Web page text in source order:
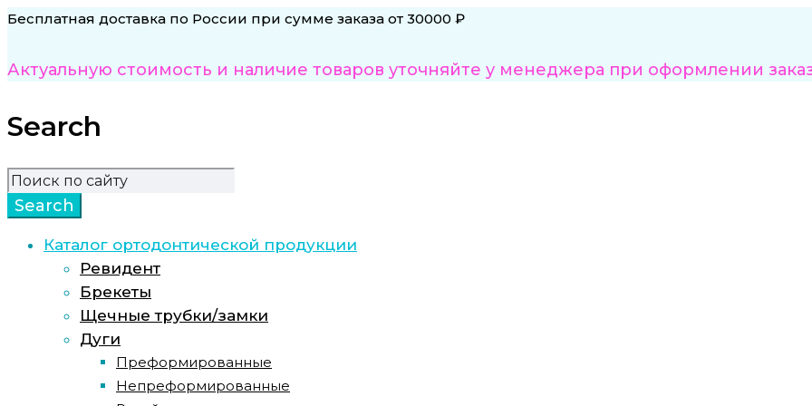
Бесплатная доставка по России при сумме заказа от 30000 ₽
Актуальную стоимость и наличие товаров уточняйте у менеджера при оформлении
Search
Каталог ортодонтической продукции
Ревидент
Брекеты
Щечные трубки/замки
Дуги
Преформированные
Непреформированные